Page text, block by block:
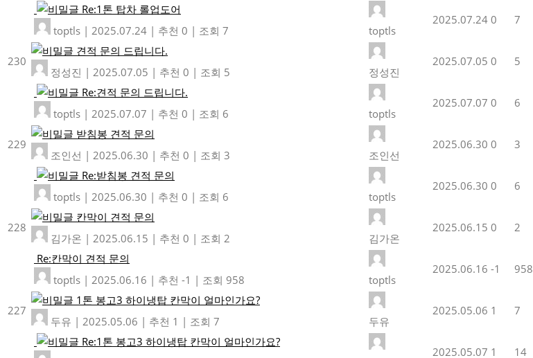
Re:1톤 탑차 롤업도어
toptls | 2025.07.24 | 추천 0 | 조회 7 toptls
2025.07.24 0 7
230
견적 문의 드립니다.
정성진 | 2025.07.05 | 추천 0 | 조회 5 정성진
2025.07.05 0 5
Re:견적 문의 드립니다.
toptls | 2025.07.07 | 추천 0 | 조회 6 toptls
2025.07.07 0 6
229
받침봉 견적 문의
조인선 | 2025.06.30 | 추천 0 | 조회 3 조인선
2025.06.30 0 3
Re:받침봉 견적 문의
toptls | 2025.06.30 | 추천 0 | 조회 6 toptls
2025.06.30 0 6
228
칸막이 견적 문의
김가온 | 2025.06.15 | 추천 0 | 조회 2 김가온
2025.06.15 0 2
Re:칸막이 견적 문의
toptls | 2025.06.16 | 추천 -1 | 조회 958 toptls
2025.06.16 -1 958
227
1톤 봉고3 하이냉탑 칸막이 얼마인가요?
두유 | 2025.05.06 | 추천 1 | 조회 7 두유
2025.05.06 1 7
Re:1톤 봉고3 하이냉탑 칸막이 얼마인가요?
2025.05.07 1 14